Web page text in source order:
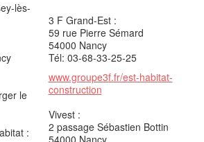
lès-
le
:
3 F Grand-Est :
59 rue Pierre Sémard
54000 Nancy
Tél: 03-68-33-25-25
www.groupe3f.fr/est-habitat-
construction
Vivest :
2 passage Sébastien Bottin